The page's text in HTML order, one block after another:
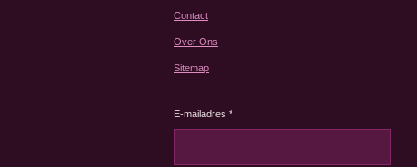
Contact
Over Ons
Sitemap
E-mailadres *